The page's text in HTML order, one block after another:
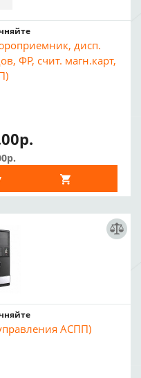
дисп.
ФР, счит. магн.карт,
АСПП)